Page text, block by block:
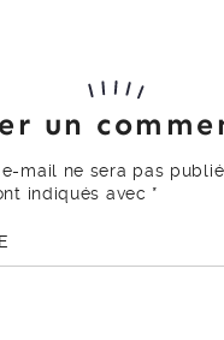
un
mail ne sera pas
indiqués avec *